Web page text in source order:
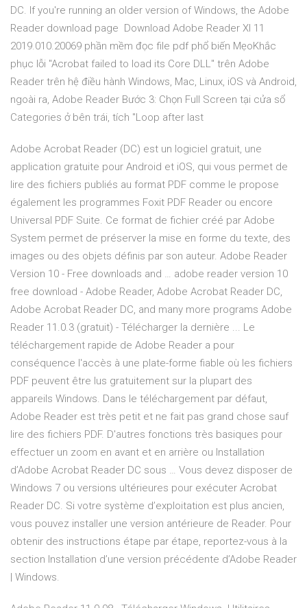
DC. If you're running an older version of Windows, the Adobe
Reader download page Download Adobe Reader XI 11
2019.010.20069 phần mềm đọc file pdf phổ biến MẹoKhắc
phục lỗi "Acrobat failed to load its Core DLL" trên Adobe
Reader trên hệ điều hành Windows, Mac, Linux, iOS và Android,
ngoài ra, Adobe Reader Bước 3: Chọn Full Screen tại cửa sổ
Categories ở bên trái, tích "Loop after last
Adobe Acrobat Reader (DC) est un logiciel gratuit, une
application gratuite pour Android et iOS, qui vous permet de
lire des fichiers publiés au format PDF comme le propose
également les programmes Foxit PDF Reader ou encore
Universal PDF Suite. Ce format de fichier créé par Adobe
System permet de préserver la mise en forme du texte, des
images ou des objets définis par son auteur. Adobe Reader
Version 10 - Free downloads and … adobe reader version 10
free download - Adobe Reader, Adobe Acrobat Reader DC,
Adobe Acrobat Reader DC, and many more programs Adobe
Reader 11.0.3 (gratuit) - Télécharger la dernière ... Le
téléchargement rapide de Adobe Reader a pour
conséquence l'accès à une plate-forme fiable où les fichiers
PDF peuvent être lus gratuitement sur la plupart des
appareils Windows. Dans le téléchargement par défaut,
Adobe Reader est très petit et ne fait pas grand chose sauf
lire des fichiers PDF. D'autres fonctions très basiques pour
effectuer un zoom en avant et en arrière ou Installation
d’Adobe Acrobat Reader DC sous … Vous devez disposer de
Windows 7 ou versions ultérieures pour exécuter Acrobat
Reader DC. Si votre système d’exploitation est plus ancien,
vous pouvez installer une version antérieure de Reader. Pour
obtenir des instructions étape par étape, reportez-vous à la
section Installation d’une version précédente d’Adobe Reader
| Windows.